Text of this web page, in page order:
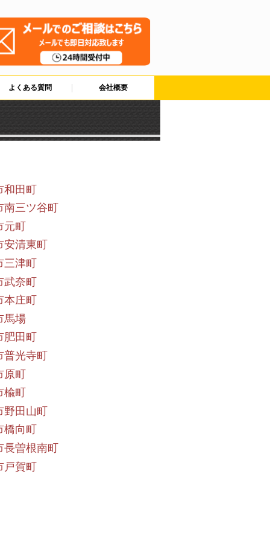
よくある質問 会社概要
和田町
三ツ谷町
元町
清東町
津町
武奈町
庄町
馬場
田町
普光寺町
原町
町
野田山町
向町
長曽根南町
戸賀町